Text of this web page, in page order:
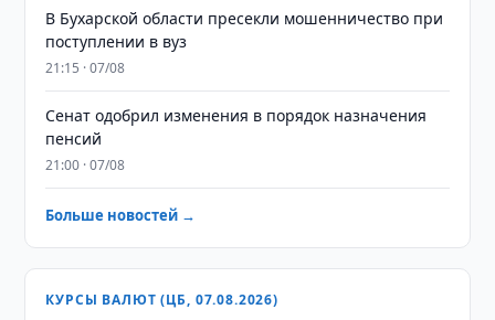
В Бухарской области пресекли мошенничество при
поступлении в вуз
21:15 · 07/08
Сенат одобрил изменения в порядок назначения
пенсий
21:00 · 07/08
Больше новостей →
КУРСЫ ВАЛЮТ (ЦБ, 07.08.2026)